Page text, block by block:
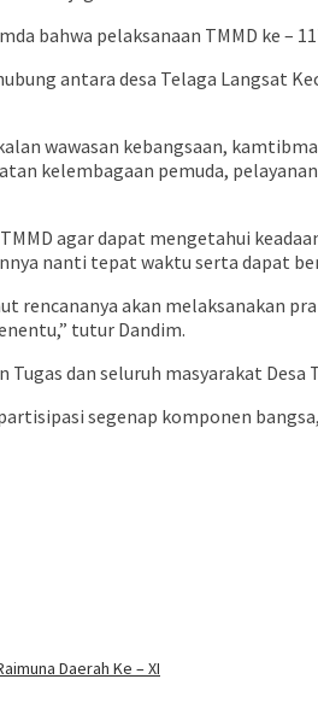
bahwa pelaksanaan TMMD ke –
antara desa Telaga Langsat
wawasan kebangsaan,
kelembagaan pemuda,
agar dapat mengetahui
nanti tepat waktu serta dapat
akan melaksanakan
tutur Dandim.
dan seluruh masyarakat Desa
segenap komponen
Daerah Ke – XI